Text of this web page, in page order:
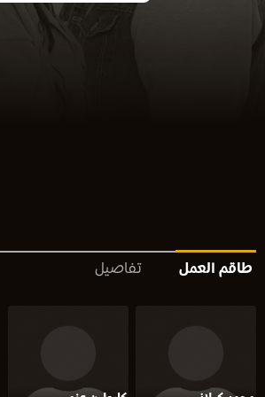
طاقم العمل تفاصيل